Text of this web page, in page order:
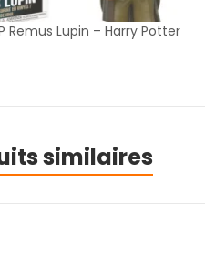
Remus Lupin – Harry Potter
similaires